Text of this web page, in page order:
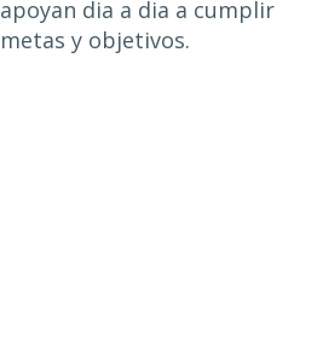
dia a dia a cumplir
y objetivos.